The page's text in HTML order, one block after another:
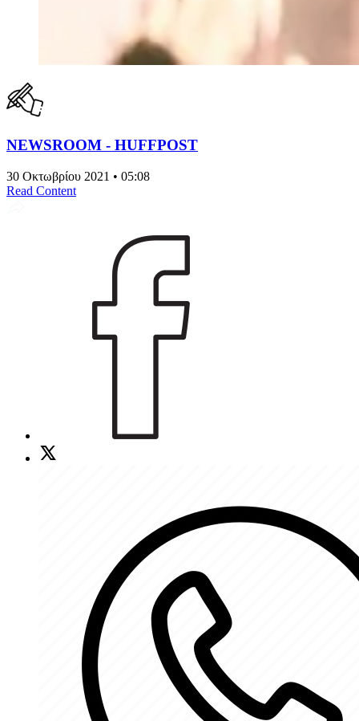
NEWSROOM - HUFFPOST
30 Οκτωβρίου 2021 • 05:08
Read Content